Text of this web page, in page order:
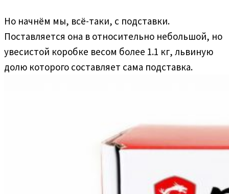
Но начнём мы, всё-таки, с подставки.
Поставляется она в относительно небольшой, но
увесистой коробке весом более 1.1 кг, львиную
долю которого составляет сама подставка.